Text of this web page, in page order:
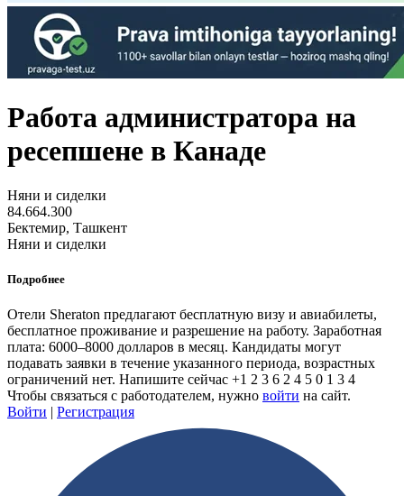
Работа администратора на
ресепшене в Канаде
Няни и сиделки
84.664.300
Бектемир, Ташкент
Няни и сиделки
Подробнее
Отели Sheraton предлагают бесплатную визу и авиабилеты,
бесплатное проживание и разрешение на работу. Заработная
плата: 6000–8000 долларов в месяц. Кандидаты могут
подавать заявки в течение указанного периода, возрастных
ограничений нет. Напишите сейчас +1 2 3 6 2 4 5 0 1 3 4
Чтобы связаться с работодателем, нужно войти на сайт.
Войти | Регистрация